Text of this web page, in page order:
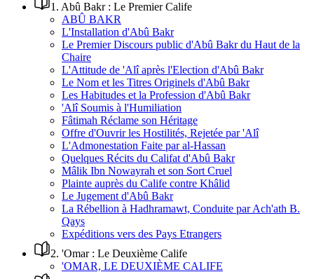
1 . Abû Bakr : Le Premier Calife
ABÛ BAKR
L'Installation d'Abû Bakr
Le Premier Discours public d'Abû Bakr du Haut de la
Chaire
L'Attitude de 'Alî après l'Election d'Abû Bakr
Le Nom et les Titres Originels d'Abû Bakr
Les Habitudes et la Profession d'Abû Bakr
'Alî Soumis à l'Humiliation
Fâtimah Réclame son Héritage
Offre d'Ouvrir les Hostilités, Rejetée par 'Alî
L'Admonestation Faite par al-Hassan
Quelques Récits du Califat d'Abû Bakr
Mâlik Ibn Nowayrah et son Sort Cruel
Plainte auprès du Calife contre Khâlid
Le Jugement d'Abû Bakr
La Rébellion à Hadhramawt, Conduite par Ach'ath B.
Qays
Expéditions vers des Pays Etrangers
2. 'Omar : Le Deuxième Calife
'OMAR, LE DEUXIÈME CALIFE